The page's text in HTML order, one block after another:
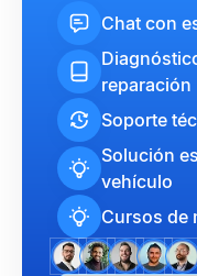
Chat con
reparación
Soporte
Solución
vehículo
Cursos de